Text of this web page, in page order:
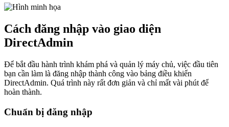
Cách đăng nhập vào giao diện
DirectAdmin
Để bắt đầu hành trình khám phá và quản lý máy chủ, việc đầu tiên
bạn cần làm là đăng nhập thành công vào bảng điều khiển
DirectAdmin. Quá trình này rất đơn giản và chỉ mất vài phút để
hoàn thành.
Chuẩn bị đăng nhập